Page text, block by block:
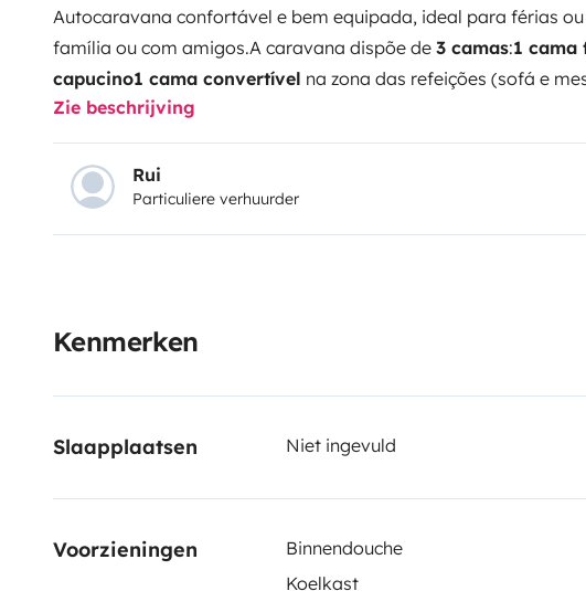
Autocaravana confortável e bem equipada, ideal para férias
família ou com amigos.A caravana dispõe de 3 camas:1 cama
capucino1 cama convertível na zona das refeições (sofá e
características:Suspensão pneumática para maior conforto na
de água limpacom capacidade total de200 litrosPainel solar
das baterias, permitindo maior autonomia
ducheDuche exteriorDegrau elétrico
liberdade para viajar com conforto e autonomia, aproveitando
Zie beschrijving
Rui
Particuliere verhuurder
Kenmerken
Slaapplaatsen Niet ingevuld
Voorzieningen Binnendouche
Koelkast